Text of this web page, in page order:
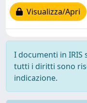
Visualizza/Apri
I documenti in
tutti i diritti sono
indicazione.